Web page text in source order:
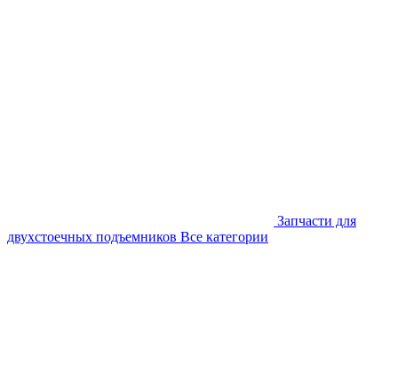
Запчасти для
двухстоечных подъемников Все категории